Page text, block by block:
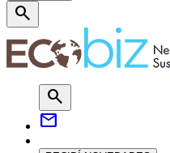
search
search
mail